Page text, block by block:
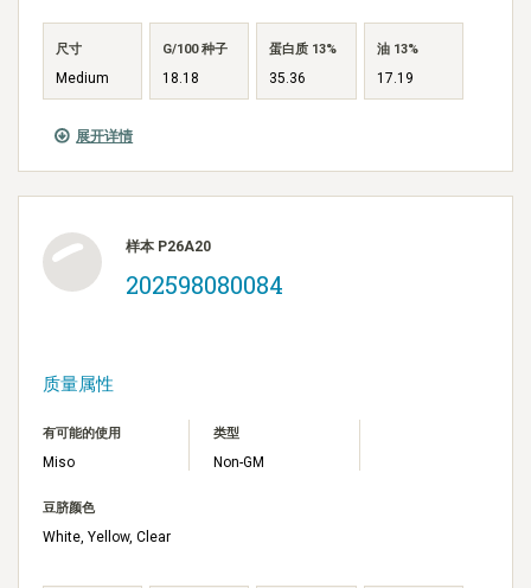
展开详情
尺寸
Medium
G/100 种子
18.18
蛋白质 13%
35.36
油 13%
17.19
样本 P26A20
202598080084
质量属性
有可能的使用
Miso
类型
Non-GM
豆脐颜色
White, Yellow, Clear